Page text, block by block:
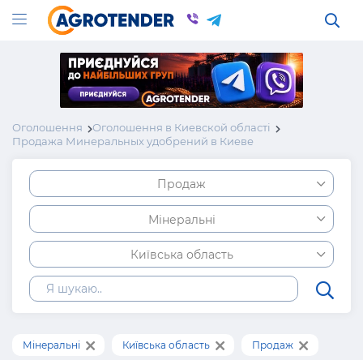
Оголошення
Оголошення в Киевской області
Продажа Минеральных удобрений в Киеве
Продаж
Мінеральні
Київська область
Мінеральні Київська область Продаж